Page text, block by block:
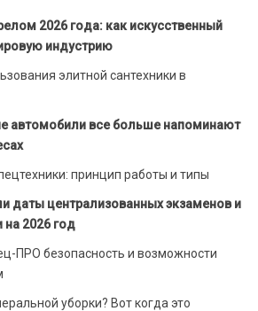
2026 года: как искусственный
индустрию
элитной сантехники в
автомобили все больше напоминают
принцип работы и типы
даты централизованных экзаменов и
на 2026 год
ПРО безопасность и возможности
уборки? Вот когда это